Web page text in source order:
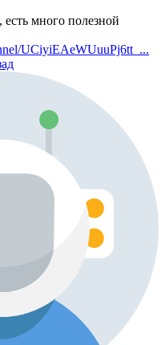
много полезной
UCiyiEAeWUuuPj6tt_...